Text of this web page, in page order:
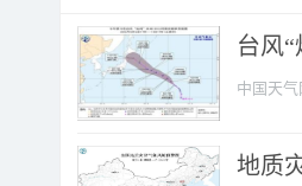
台风
中国天气
地质